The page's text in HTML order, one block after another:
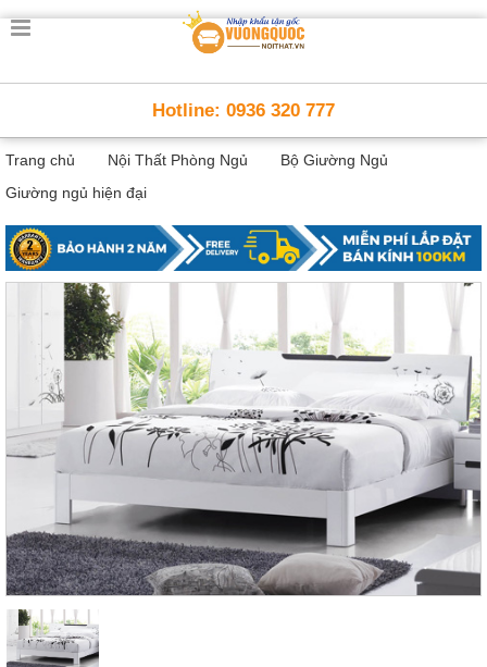
Trang
Thông
Minh
Nội
thất
minh
Nội
Thất
sách
Nội
Thất
Phòng
Khách
Sofa,
tủ
trà...
Hotline: 0936 320 777
Trang chủ Nội Thất Phòng Ngủ
Bộ Giường Ngủ
Giường ngủ hiện đại